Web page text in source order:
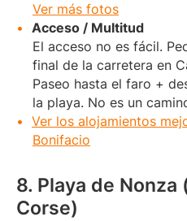
Ver más fotos
Acceso / Multitud
El acceso no es fácil.
final de la carretera en
Paseo hasta el faro +
la playa. No es un
Ver los alojamientos
Bonifacio
8. Playa de Nonza
Corse)